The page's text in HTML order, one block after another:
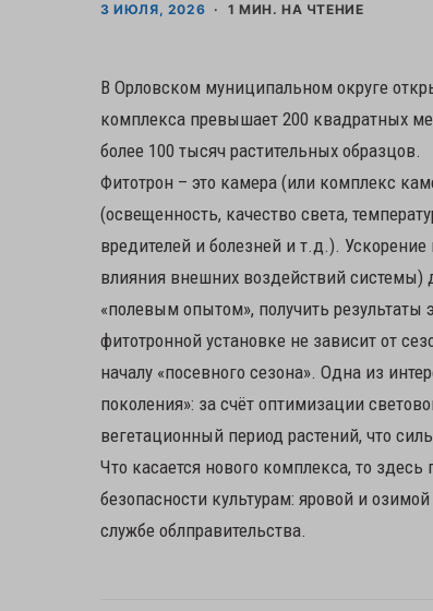
3 ИЮЛЯ, 2026 1 МИН. НА ЧТЕНИЕ
В Орловском муниципальном округе
комплекса превышает 200 квадратных
более 100 тысяч растительных образцов.
Фитотрон – это камера (или комплекс
(освещенность, качество света,
вредителей и болезней и т.д.).
влияния внешних воздействий системы)
«полевым опытом», получить
фитотронной установке не зависит от
началу «посевного сезона». Одна из
поколения»: за счёт оптимизации
вегетационный период растений, что
Что касается нового комплекса, то
безопасности культурам: яровой и
службе облправительства.